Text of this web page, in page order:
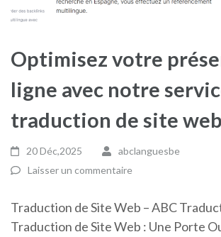
Optimisez votre
ligne avec notre
traduction de site web
20 Déc,2025
abclanguesbe
Laisser un commentaire
Traduction de Site Web – ABC
Traduction de Site Web : Une Porte